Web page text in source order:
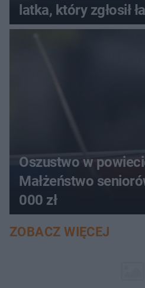
latka, który zgłosił
aucie
Oszustwo w
Małżeństwo
000 zł
ZOBACZ WIĘCEJ